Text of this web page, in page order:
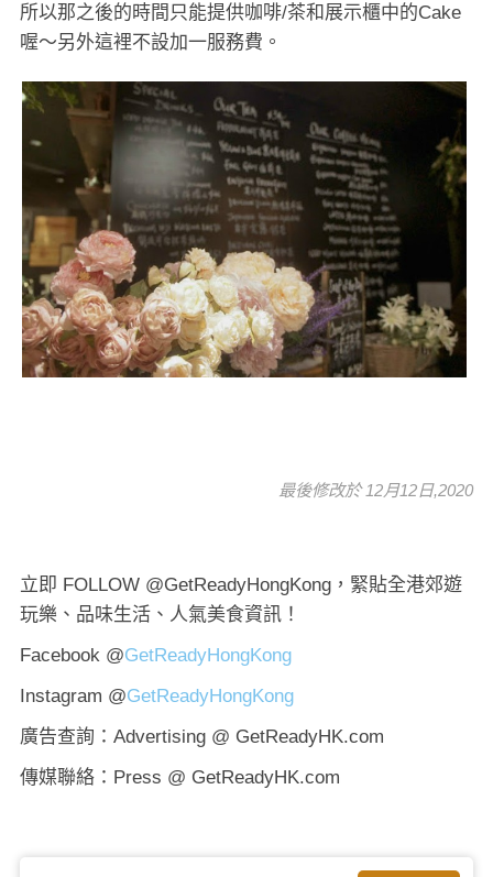
所以那之後的時間只能提供咖啡/茶和展示櫃中的Cake
喔～另外這裡不設加一服務費。
最後修改於 12月12日,2020
立即 FOLLOW @GetReadyHongKong，緊貼全港郊遊
玩樂、品味生活、人氣美食資訊！
Facebook @GetReadyHongKong
Instagram @GetReadyHongKong
廣告查詢：Advertising @ GetReadyHK.com
傳媒聯絡：Press @ GetReadyHK.com